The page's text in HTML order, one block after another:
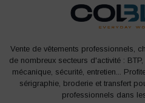
Vente de vêtements professionnels,
de nombreux secteurs d'activité :
mécanique, sécurité, entretien...
sérigraphie, broderie et transfert
professionnels dans